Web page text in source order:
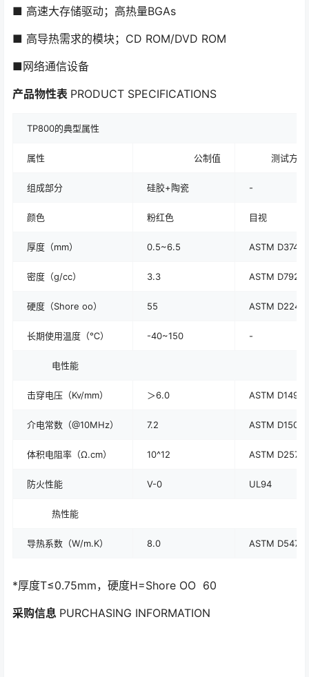
■ 高速大存储驱动；高热量BGAs
■ 高导热需求的模块；CD ROM/DVD ROM
■网络通信设备
产品物性表 PRODUCT SPECIFICATIONS
TP800的典型属性
属性 公制值 测试方法
组成部分 硅胶+陶瓷 -
颜色 粉红色 目视
厚度（mm） 0.5~6.5 ASTM D374
密度（g/cc） 3.3 ASTM D792
硬度（Shore oo） 55 ASTM D2240
长期使用温度（℃） -40~150 -
电性能
击穿电压（Kv/mm） ＞6.0 ASTM D149
介电常数（@10MHz） 7.2 ASTM D150
体积电阻率（Ω.cm） 10^12 ASTM D257
防火性能 V-0 UL94
热性能
导热系数（W/m.K） 8.0 ASTM D5470
*厚度T≤0.75mm，硬度H=Shore OO 60
采购信息 PURCHASING INFORMATION